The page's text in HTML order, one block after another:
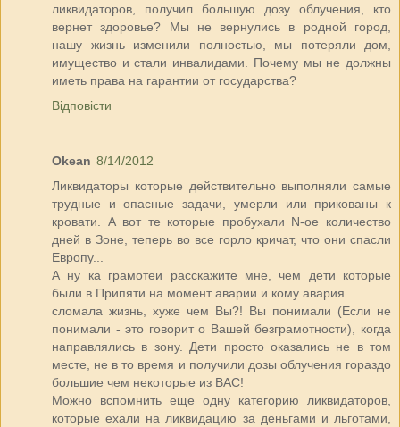
ликвидаторов, получил большую дозу облучения, кто
вернет здоровье? Мы не вернулись в родной город,
нашу жизнь изменили полностью, мы потеряли дом,
имущество и стали инвалидами. Почему мы не должны
иметь права на гарантии от государства?
Відповісти
Okean 8/14/2012
Ликвидаторы которые действительно выполняли самые
трудные и опасные задачи, умерли или прикованы к
кровати. А вот те которые пробухали N-ое количество
дней в Зоне, теперь во все горло кричат, что они спасли
Европу...
А ну ка грамотеи расскажите мне, чем дети которые
были в Припяти на момент аварии и кому авария
сломала жизнь, хуже чем Вы?! Вы понимали (Если не
понимали - это говорит о Вашей безграмотности), когда
направлялись в зону. Дети просто оказались не в том
месте, не в то время и получили дозы облучения гораздо
большие чем некоторые из ВАС!
Можно вспомнить еще одну категорию ликвидаторов,
которые ехали на ликвидацию за деньгами и льготами,